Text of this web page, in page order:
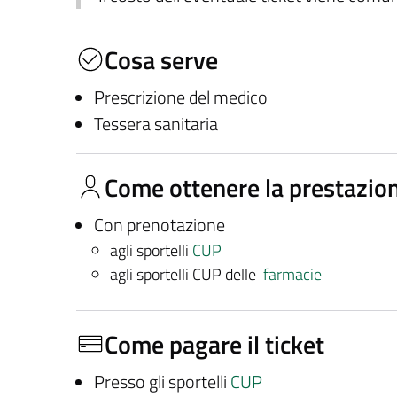
Cosa serve
Prescrizione del medico
Tessera sanitaria
Come ottenere la
Con prenotazione
agli sportelli CUP
agli sportelli CUP delle farmacie
Come pagare il ticket
Presso gli sportelli CUP